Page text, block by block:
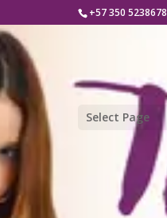
+57 350 5238678
Select Page